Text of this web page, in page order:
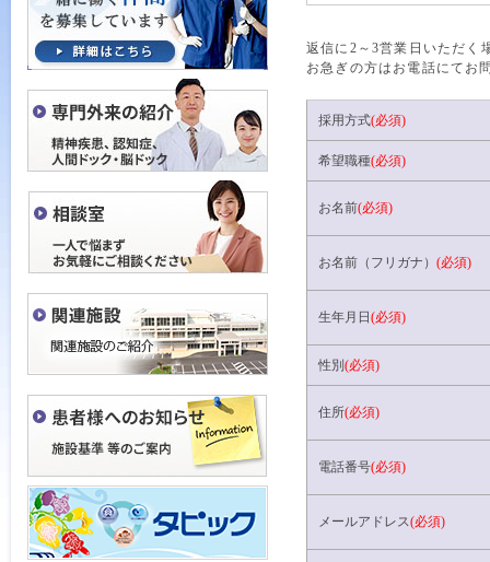
返信に2～3営業日いただく
お急ぎの方はお電話にてお
採用方式(必須)
希望職種(必須)
お名前(必須)
お名前（フリガナ） (必須)
生年月日 (必須)
性別 (必須)
住所(必須)
電話番号(必須)
メールアドレス(必須)